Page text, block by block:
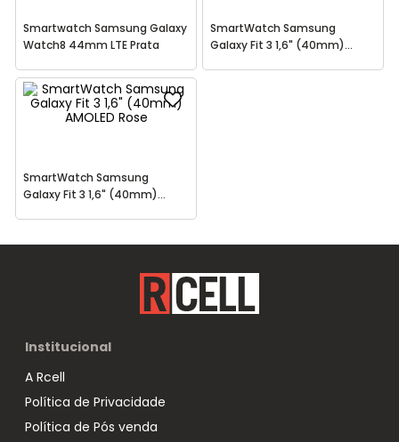
Smartwatch Samsung Galaxy
Watch8 44mm LTE Prata
SmartWatch Samsung
Galaxy Fit 3 1,6" (40mm)
SmartWatch Samsung
Galaxy Fit 3 1,6" (40mm)
Institucional
A Rcell
Política de Privacidade
Política de Pós venda